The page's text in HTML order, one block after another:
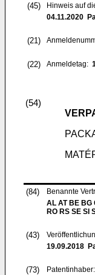
(45)
Hinweis auf
04.11.2020
(21)
(22) Anmeldetag:
(54)
(84)
Benannte
AL AT BE BG
RO RS SE SI
(43)
19.09.2018
(73) Patentinhaber: